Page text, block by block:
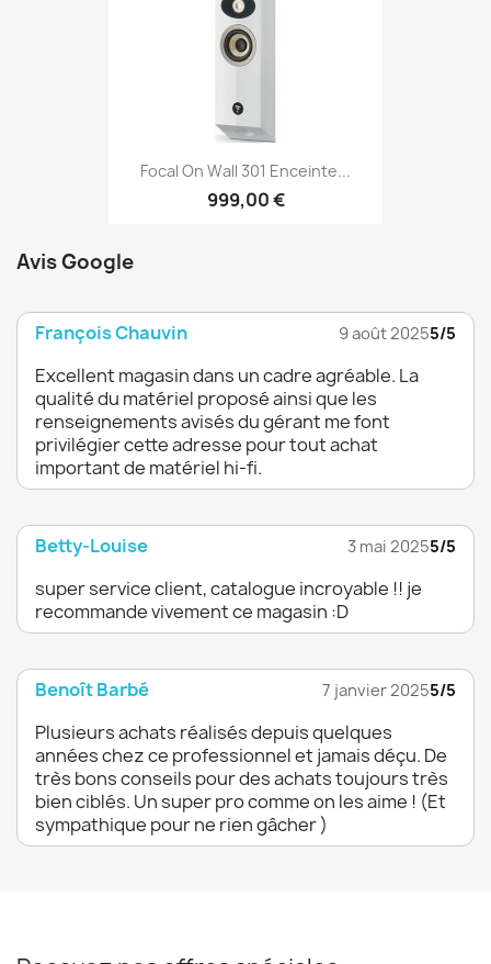
Focal On Wall 301 Enceinte...
999,00 €
Avis Google
François Chauvin 9 août 20255/5
Excellent magasin dans un cadre agréable. La
qualité du matériel proposé ainsi que les
renseignements avisés du gérant me font
privilégier cette adresse pour tout achat
important de matériel hi-fi.
Betty-Louise 3 mai 20255/5
super service client, catalogue incroyable !! je
recommande vivement ce magasin :D
Benoît Barbé 7 janvier 20255/5
Plusieurs achats réalisés depuis quelques
années chez ce professionnel et jamais déçu. De
très bons conseils pour des achats toujours très
bien ciblés. Un super pro comme on les aime ! (Et
sympathique pour ne rien gâcher )